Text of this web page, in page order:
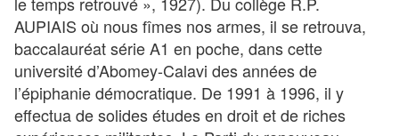
AUPIAIS où nous fîmes nos armes, il se retrouva,
baccalauréat série A1 en poche, dans cette
université d’Abomey-Calavi des années de
l’épiphanie démocratique. De 1991 à 1996, il y
effectua de solides études en droit et de riches